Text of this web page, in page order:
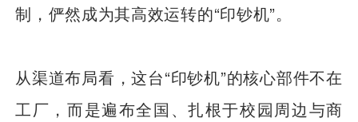
制，俨然成为其高效运转的“印钞机”。
从渠道布局看，这台“印钞机”的核心部件不在
工厂，而是遍布全国、扎根于校园周边与商